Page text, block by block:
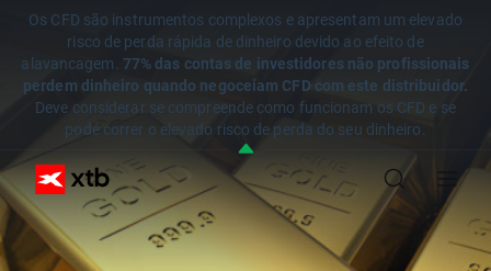
Os CFD são instrumentos complexos e apresentam um elevado
risco de perda rápida de dinheiro devido ao efeito de
alavancagem. 77% das contas de investidores não profissionais
perdem dinheiro quando negoceiam CFD com este distribuidor.
Deve considerar se compreende como funcionam os CFD e se
pode correr o elevado risco de perda do seu dinheiro.